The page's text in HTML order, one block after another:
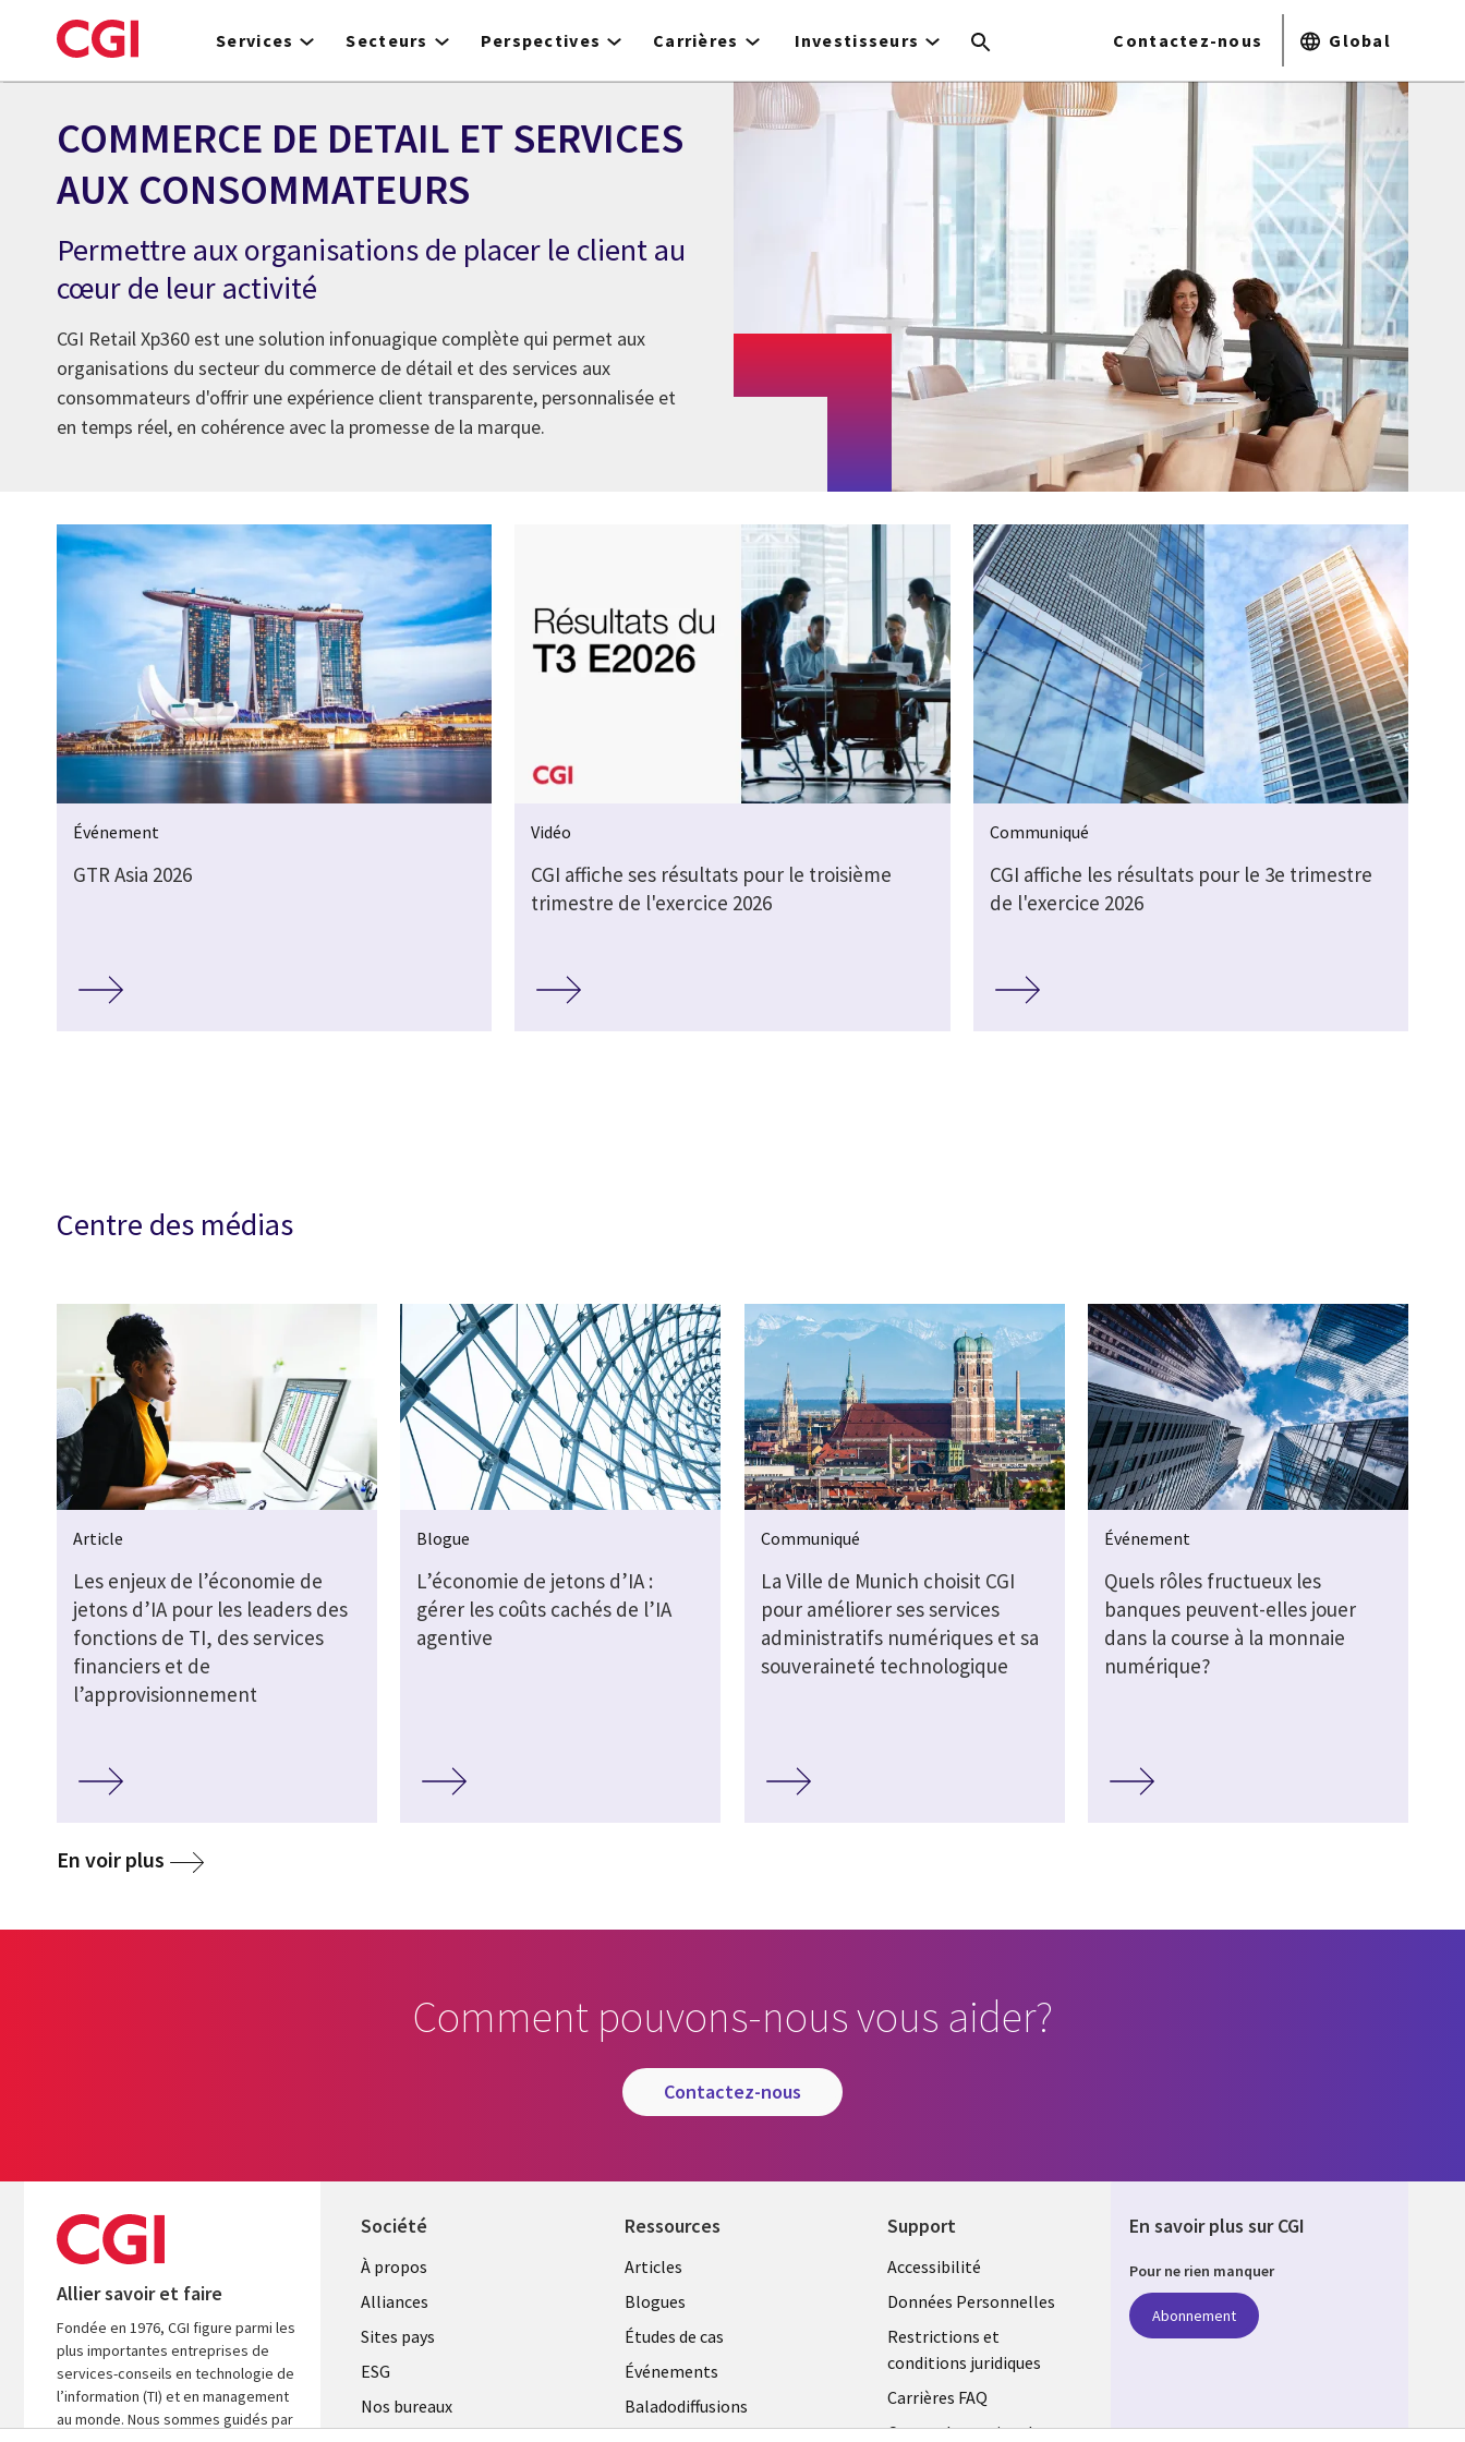
to
Services Secteurs Perspectives Carrières Investisseurs Contactez-nous Global
COMMERCE DE DETAIL ET SERVICES
AUX CONSOMMATEURS
Permettre aux organisations de placer le client au
cœur de leur activité
CGI Retail Xp360 est une solution infonuagique complète qui permet aux
organisations du secteur du commerce de détail et des services aux
consommateurs d'offrir une expérience client transparente, personnalisée et
en temps réel, en cohérence avec la promesse de la marque.
Événement
GTR Asia 2026
Vidéo
CGI affiche ses résultats pour le troisième
trimestre de l'exercice 2026
Communiqué
CGI affiche les résultats pour le 3e trimestre
de l'exercice 2026
Centre des médias
Article
Les enjeux de l’économie de
jetons d’IA pour les leaders des
fonctions de TI, des services
financiers et de
l’approvisionnement
Blogue
L’économie de jetons d’IA :
gérer les coûts cachés de l’IA
agentive
Communiqué
La Ville de Munich choisit CGI
pour améliorer ses services
administratifs numériques et sa
souveraineté technologique
Événement
Quels rôles fructueux les
banques peuvent-elles jouer
dans la course à la monnaie
numérique?
En voir plus media
Comment pouvons-nous vous aider?
contactez-nous
Allier savoir et faire
Fondée en 1976, CGI figure parmi les
plus importantes entreprises de
services-conseils en technologie de
l’information (TI) et en management
au monde. Nous sommes guidés par
Société
À propos
Alliances
Sites pays
ESG
Nos bureaux
Ressources
Articles
Blogues
Études de cas
Événements
Baladodiffusions
Support
Accessibilité
Données Personnelles
Restrictions et
conditions juridiques
Carrières FAQ
Centre de gestion des
En savoir plus sur CGI
Pour ne rien manquer
Abonnement